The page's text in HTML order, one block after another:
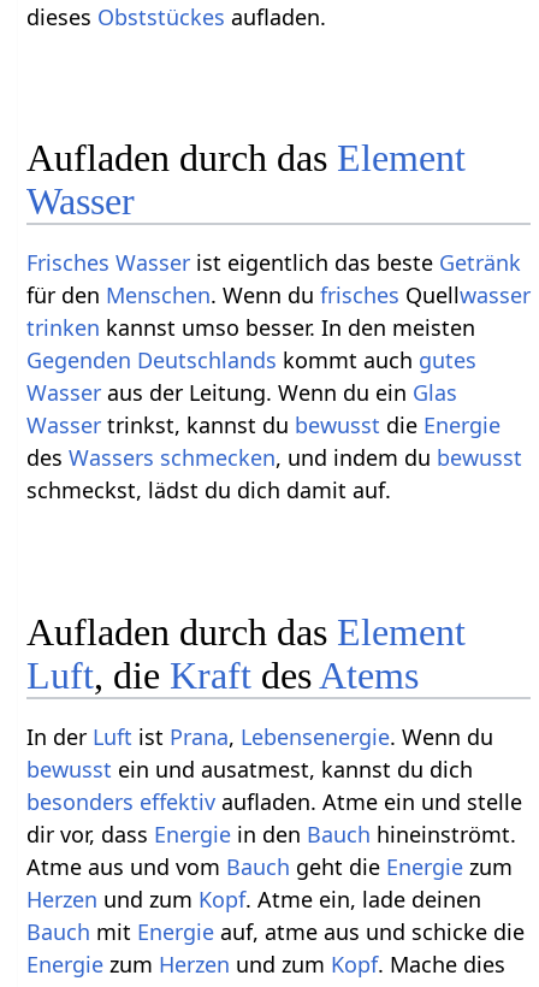
dieses Obststückes aufladen.
Aufladen durch das Element
Wasser
Frisches Wasser ist eigentlich das beste Getränk
für den Menschen. Wenn dufrisches Quellwasser
trinken kannst umso besser. In den meisten
Gegenden Deutschlands kommt auch gutes
Wasser aus der Leitung. Wenn du ein Glas
Wasser trinkst, kannst du bewusst die Energie
desWassers schmecken, und indem du bewusst
schmeckst, lädst du dich damit auf.
Aufladen durch das Element
Luft, die Kraft des Atems
In der Luft ist Prana, Lebensenergie. Wenn du
bewusst ein und ausatmest, kannst du dich
besonders effektiv aufladen. Atme ein und stelle
dir vor, dass Energie in den Bauch hineinströmt.
Atme aus und vom Bauch geht die Energie zum
Herzen und zum Kopf. Atme ein, lade deinen
Bauch mit Energie auf, atme aus und schicke die
Energie zum Herzen und zum Kopf. Mache dies